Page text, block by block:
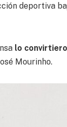
deportiva
lo
Mourinho.